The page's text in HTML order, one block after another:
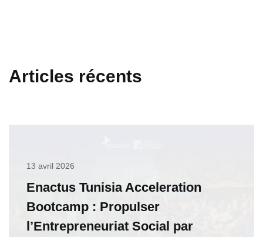
Articles récents
13 avril 2026
Enactus Tunisia Acceleration
Bootcamp : Propulser
l’Entrepreneuriat Social par